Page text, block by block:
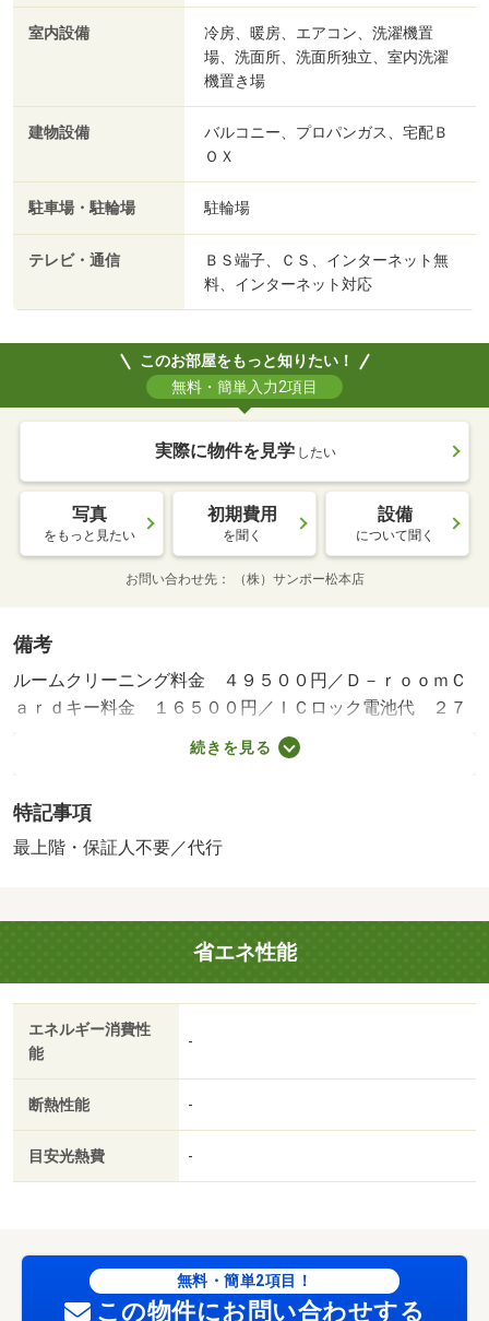
室内設備
冷房、暖房、エアコン、洗濯機置
場、洗面所、洗面所独立、室内洗濯
機置き場
建物設備
バルコニー、プロパンガス、宅配Ｂ
ＯＸ
駐車場・駐輪場 駐輪場
テレビ・通信
ＢＳ端子、ＣＳ、インターネット無
料、インターネット対応
このお部屋をもっと知りたい！
無料・簡単入力2項目
実際に物件を見学 したい
写真
をもっと見たい
初期費用
を聞く
設備
について聞く
お問い合わせ先 （株）サンポー松本店
備考
ルームクリーニング料金 ４９５００円／Ｄ－ｒｏｏｍＣ
ａｒｄキー料金 １６５００円／ＩＣロック電池代 ２７
５０円／消臭・除菌施工 ２２０００円／簡易消火器 ６
６００円／保証会社利用必：初回保証料３５０００円、月
り）／仲介手数料１．１ヶ月／普通借家０２年／バストイ
レ別／バルコニー／エアコン／室内洗濯置／洗面所独立／
線利用可／ネット使用料不要／築２年以内／未入居／３駅
以上利用可／敷地内ごみ置き場／セキュリティ会社加入済
／プロパンガス／礼金２ヶ月／ＩＴ重説 対応物件／バロ
ー笹部店（スーパー）まで３０８ｍ／西友笹部店（スーパ
ー）まで３８８ｍ／アップルランドデリシア石芝店（スー
パー）まで１５０７ｍ／業務スーパー ユー・パレット松
一丁目店（コンビニ）まで２７０８ｍ
続きを見る
特記事項
最上階・保証人不要／代行
省エネ性能
エネルギー消費性
能
-
断熱性能 -
目安光熱費 -
無料・簡単2項目！
この物件にお問い合わせする